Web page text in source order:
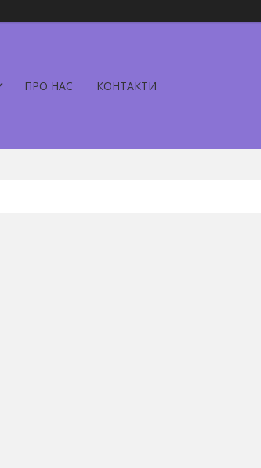
ПРО НАС КОНТАКТИ